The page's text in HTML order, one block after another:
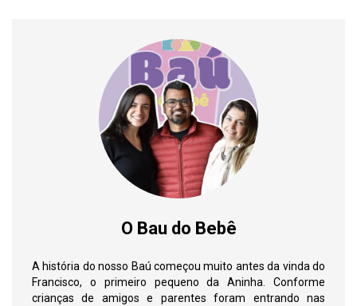
O Bau do Bebê
A história do nosso Baú começou muito antes da vinda do
Francisco, o primeiro pequeno da Aninha. Conforme
crianças de amigos e parentes foram entrando nas